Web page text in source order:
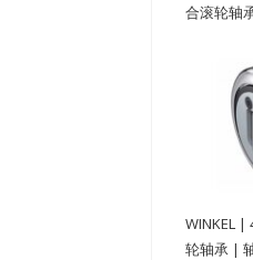
合滚轮轴
WINKEL |
轮轴承 |